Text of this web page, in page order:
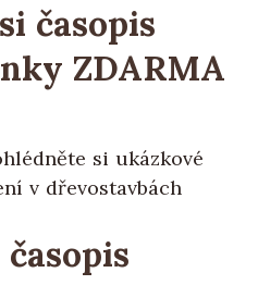
časopis
ZDARMA
si ukázkové
v dřevostavbách